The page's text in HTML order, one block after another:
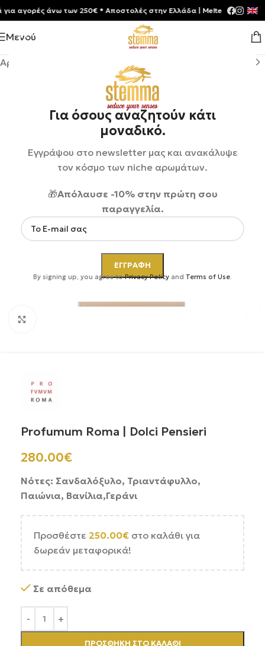
Για όσους αναζητούν κάτι
μοναδικό.
Εγγράψου στο newsletter μας και ανακάλυψε
τον κόσμο των niche αρωμάτων.
🎁Απόλαυσε -10% στην πρώτη σου
παραγγελία.
By signing up, you agree toPrivacy Policy and Terms of Use.
Μενού
Αρχική σελίδα Αρώματα
Profumum Roma | Dolci Pensieri
280.00€
Νότες: Σανδαλόξυλο, Τριαντάφυλλο,
Παιώνια, Βανίλια,Γεράνι
Προσθέστε 250.00€ στο καλάθι για
δωρεάν μεταφορικά!
Σε απόθεμα
ΠΡΟΣΘΉΚΗ ΣΤΟ ΚΑΛΆΘΙ
αγορές άνω των 250€ * Aποστολές στην Ελλάδα | Meltemia Exclusive